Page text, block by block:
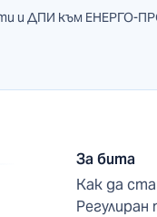
и ДПИ към ЕНЕРГО-
За бита
Как да
Регулиран